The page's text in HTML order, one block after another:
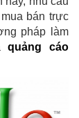
bán trực
pháp làm
quảng cáo